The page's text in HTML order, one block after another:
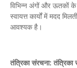
विभिन्न अंगों और ऊतकों
स्वायत्त कार्यों में मदद
आवश्यक है।
तंत्रिका संरचना: तंत्रिका